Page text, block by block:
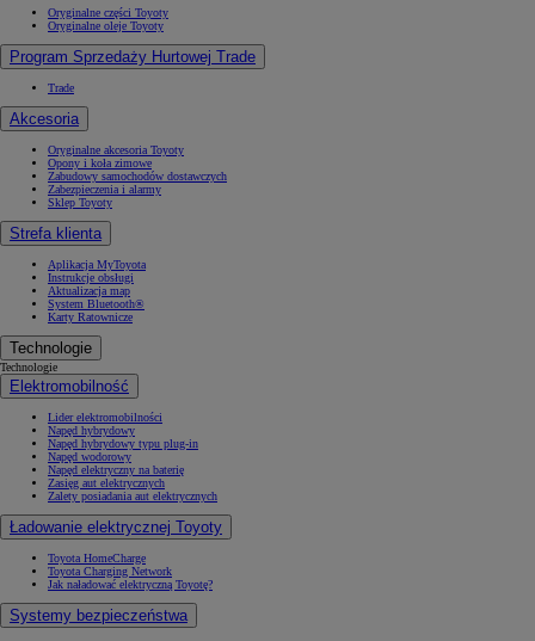
Oryginalne części Toyoty
Oryginalne oleje Toyoty
Program Sprzedaży Hurtowej Trade
Trade
Akcesoria
Oryginalne akcesoria Toyoty
Opony i koła zimowe
Zabudowy samochodów dostawczych
Zabezpieczenia i alarmy
Sklep Toyoty
Strefa klienta
Aplikacja MyToyota
Instrukcje obsługi
Aktualizacja map
System Bluetooth®
Karty Ratownicze
Technologie
Technologie
Elektromobilność
Lider elektromobilności
Napęd hybrydowy
Napęd hybrydowy typu plug-in
Napęd wodorowy
Napęd elektryczny na baterię
Zasięg aut elektrycznych
Zalety posiadania aut elektrycznych
Ładowanie elektrycznej Toyoty
Toyota HomeCharge
Toyota Charging Network
Jak naładować elektryczną Toyotę?
Systemy bezpieczeństwa